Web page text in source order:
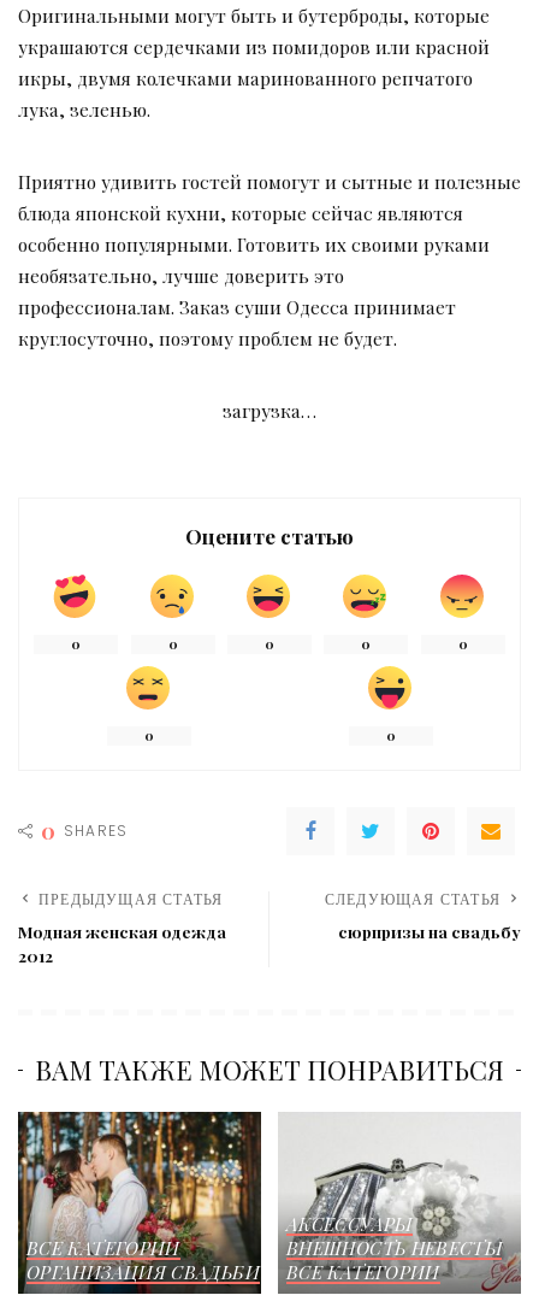
Оригинальными могут быть и бутерброды, которые
украшаются сердечками из помидоров или красной
икры, двумя колечками маринованного репчатого
лука, зеленью.
Приятно удивить гостей помогут и сытные и полезные
блюда японской кухни, которые сейчас являются
особенно популярными. Готовить их своими руками
необязательно, лучше доверить это
профессионалам. Заказ суши Одесса принимает
круглосуточно, поэтому проблем не будет.
загрузка…
Оцените статью
0 0 0 0 0
0 0
0 SHARES
ПРЕДЫДУЩАЯ СТАТЬЯ
Модная женская одежда
2012
СЛЕДУЮЩАЯ СТАТЬЯ
сюрпризы на свадьбу
ВАМ ТАКЖЕ МОЖЕТ ПОНРАВИТЬСЯ
ВСЕ КАТЕГОРИИ
ОРГАНИЗАЦИЯ СВАДЬБИ
АКСЕССУАРЫ
ВНЕШНОСТЬ НЕВЕСТЫ
ВСЕ КАТЕГОРИИ